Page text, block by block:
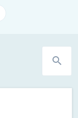
search